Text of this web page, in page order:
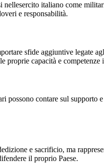
italiano come
e responsabilità.
sfide aggiuntive legate
proprie capacità e competenze
possono contare sul
e sacrificio, ma
il proprio Paese.